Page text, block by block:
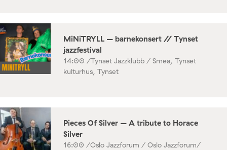
MiNiTRYLL – barnekonsert // Tynset
jazzfestival
14:00 /Tynset Jazzklubb / Smea, Tynset
kulturhus, Tynset
Pieces Of Silver – A tribute to Horace
Silver
16:00 /Oslo Jazzforum / Oslo Jazzforum/